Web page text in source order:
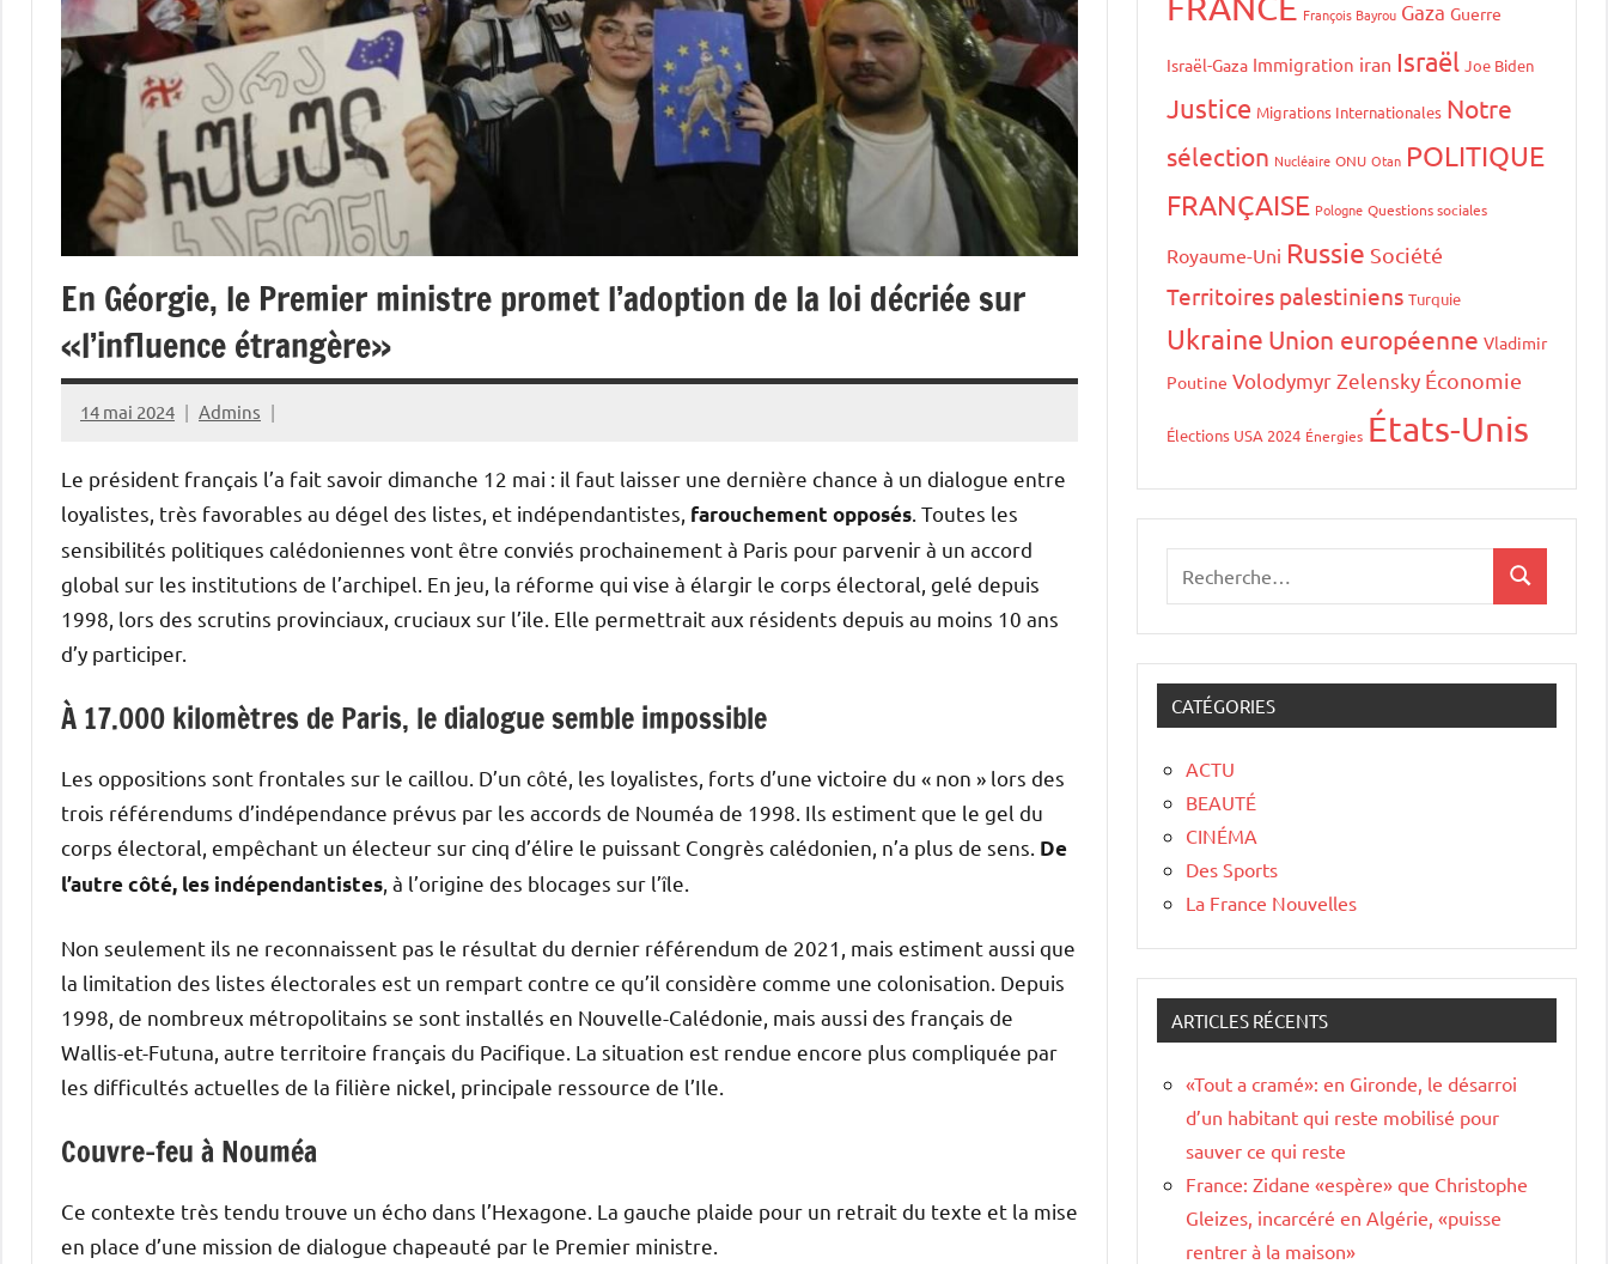
En Géorgie, le Premier ministre promet l’adoption de la loi décriée sur
«l’influence étrangère»
14 mai 2024 Admins
Le président français l’a fait savoir dimanche 12 mai : il faut laisser une dernière chance à un dialogue entre
loyalistes, très favorables au dégel des listes, et indépendantistes, farouchement opposés . Toutes les
sensibilités politiques calédoniennes vont être conviés prochainement à Paris pour parvenir à un accord
global sur les institutions de l’archipel. En jeu, la réforme qui vise à élargir le corps électoral, gelé depuis
1998, lors des scrutins provinciaux, cruciaux sur l’ile. Elle permettrait aux résidents depuis au moins 10 ans
d’y participer.
À 17.000 kilomètres de Paris, le dialogue semble impossible
Les oppositions sont frontales sur le caillou. D’un côté, les loyalistes, forts d’une victoire du « non » lors des
trois référendums d’indépendance prévus par les accords de Nouméa de 1998. Ils estiment que le gel du
corps électoral, empêchant un électeur sur cinq d’élire le puissant Congrès calédonien, n’a plus de sens. De
l’autre côté, les indépendantistes , à l’origine des blocages sur l’île.
Non seulement ils ne reconnaissent pas le résultat du dernier référendum de 2021, mais estiment aussi que
la limitation des listes électorales est un rempart contre ce qu’il considère comme une colonisation. Depuis
1998, de nombreux métropolitains se sont installés en Nouvelle-Calédonie, mais aussi des français de
Wallis-et-Futuna, autre territoire français du Pacifique. La situation est rendue encore plus compliquée par
les difficultés actuelles de la filière nickel, principale ressource de l’Ile.
Couvre-feu à Nouméa
Ce contexte très tendu trouve un écho dans l’Hexagone. La gauche plaide pour un retrait du texte et la mise
en place d’une mission de dialogue chapeauté par le Premier ministre.
François Bayrou Gaza Guerre
Israël-Gaza Immigration iran Israël Joe Biden
Justice Migrations Internationales Notre
sélection Nucléaire ONU Otan POLITIQUE
FRANÇAISE Pologne Questions sociales
Royaume-Uni Russie Société
Territoires palestiniens Turquie
Ukraine Union européenne Vladimir
Poutine Volodymyr Zelensky Économie
Élections USA 2024 Énergies États-Unis
CATÉGORIES
ACTU
BEAUTÉ
CINÉMA
Des Sports
La France Nouvelles
ARTICLES RÉCENTS
«Tout a cramé»: en Gironde, le désarroi
d’un habitant qui reste mobilisé pour
sauver ce qui reste
France: Zidane «espère» que Christophe
Gleizes, incarcéré en Algérie, «puisse
rentrer à la maison»